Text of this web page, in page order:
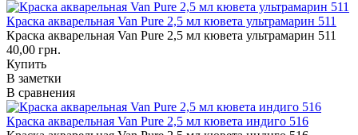
Краска акварельная Van Pure 2,5 мл кювета ультрамарин 511
Краска акварельная Van Pure 2,5 мл кювета ультрамарин 511
40,00 грн.
Купить
В заметки
В сравнения
Краска акварельная Van Pure 2,5 мл кювета индиго 516